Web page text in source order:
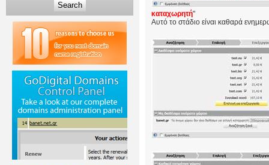
Search
καταχωρητή"
Αυτό το στάδιο είναι καθαρά